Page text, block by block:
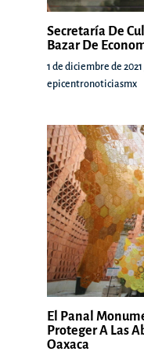
Secretaría De
Bazar De
1 de diciembre de 2021
epicentronoticiasmx
El Panal
Proteger A Las
Oaxaca